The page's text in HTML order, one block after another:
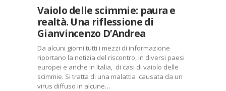
Vaiolo delle scimmie: paura e
realtà. Una riflessione di
Gianvincenzo D’Andrea
Da alcuni giorni tutti i mezzi di informazione
riportano la notizia del riscontro, in diversi paesi
europei e anche in Italia, di casi di vaiolo delle
scimmie. Si tratta di una malattia causata da un
virus diffuso in alcune…